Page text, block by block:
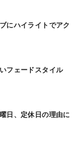
にハイライトでアク
フェードスタイル
、定休日の理由に